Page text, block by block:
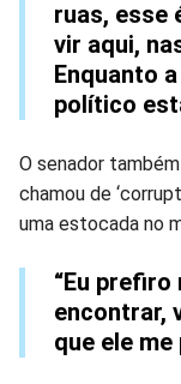
ruas, esse
vir aqui,
Enquanto
político
O senador
chamou de
uma estocada no
“Eu prefiro
encontrar,
que ele